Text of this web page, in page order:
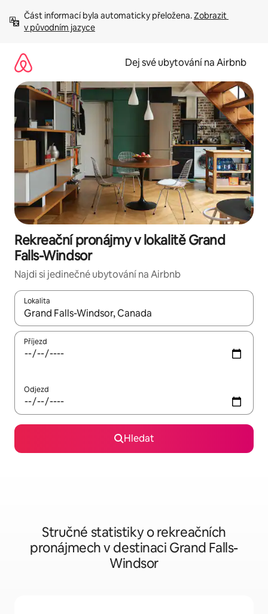
obsah
Část informací byla automaticky přeložena. Zobrazit
v původním jazyce
Dej své ubytování na Airbnb
Rekreační pronájmy v lokalitě Grand
Falls-Windsor
Najdi si jedinečné ubytování na Airbnb
Lokalita
Až budou výsledky k dispozici, můžeš si je procházet pomocí
Příjezd
Odjezd
Hledat
Stručné statistiky o rekreačních
pronájmech v destinaci Grand Falls-
Windsor